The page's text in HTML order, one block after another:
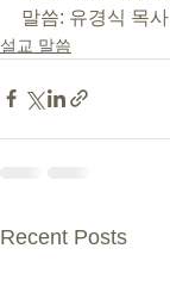
말씀: 유경식 목사
설교 말씀
Recent Posts